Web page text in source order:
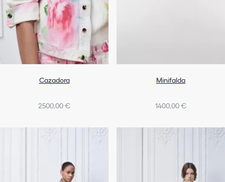
Cazadora
2500,00 €
Minifalda
1400,00 €